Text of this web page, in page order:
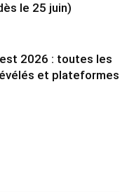
le 25 juin)
2026 : toutes les
et plateformes